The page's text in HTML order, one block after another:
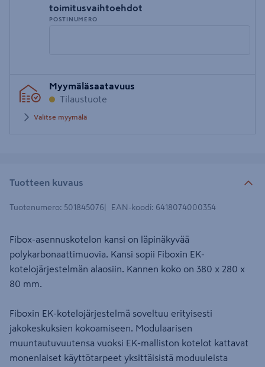
toimitusvaihtoehdot
POSTINUMERO
postinumero
Myymäläsaatavuus
Tilaustuote
Valitse myymälä
Tuotteen kuvaus
Tuotenumero: 501845076 EAN-koodi: 6418074000354
Fibox-asennuskotelon kansi on läpinäkyvää
polykarbonaattimuovia. Kansi sopii Fiboxin EK-
kotelojärjestelmän alaosiin. Kannen koko on 380 x 280 x
80 mm.
Fiboxin EK-kotelojärjestelmä soveltuu erityisesti
jakokeskuksien kokoamiseen. Modulaarisen
muuntautuvuutensa vuoksi EK-malliston kotelot kattavat
monenlaiset käyttötarpeet yksittäisistä moduuleista